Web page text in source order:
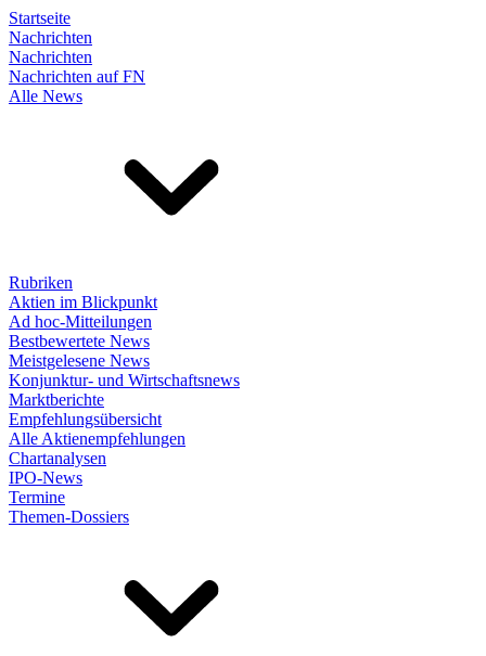
Startseite
Nachrichten
Nachrichten
Nachrichten auf FN
Alle News
Rubriken
Aktien im Blickpunkt
Ad hoc-Mitteilungen
Bestbewertete News
Meistgelesene News
Konjunktur- und Wirtschaftsnews
Marktberichte
Empfehlungsübersicht
Alle Aktienempfehlungen
Chartanalysen
IPO-News
Termine
Themen-Dossiers